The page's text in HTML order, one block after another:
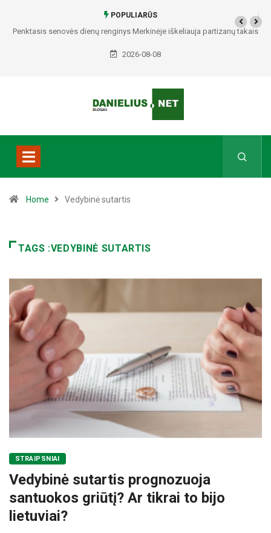
POPULIARŪS
Penktasis senovės dienų renginys Merkinėje iškeliauja partizanų takais
2026-08-08
Home Vedybinė sutartis
TAGS :VEDYBINĖ SUTARTIS
STRAIPSNIAI
Vedybinė sutartis prognozuoja
santuokos griūtį? Ar tikrai to bijo
lietuviai?